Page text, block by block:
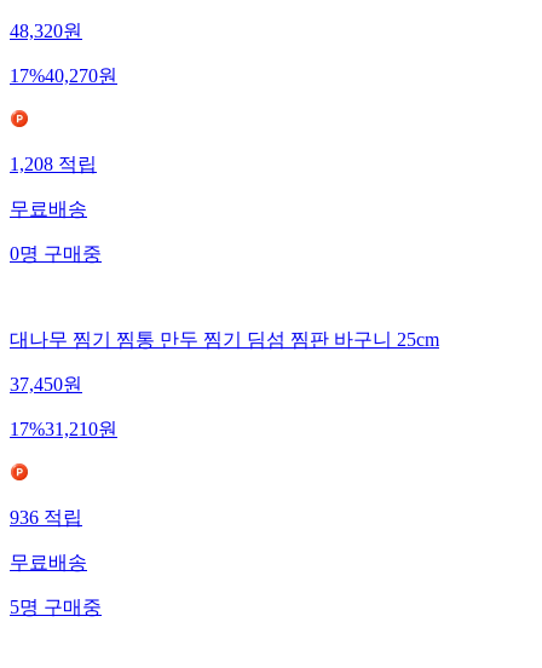
48,320원
17%40,270원
1,208 적립
무료배송
0명 구매중
대나무 찜기 찜통 만두 찜기 딤섬 찜판 바구니 25cm
37,450원
17%31,210원
936적립
무료배송
5명구매중